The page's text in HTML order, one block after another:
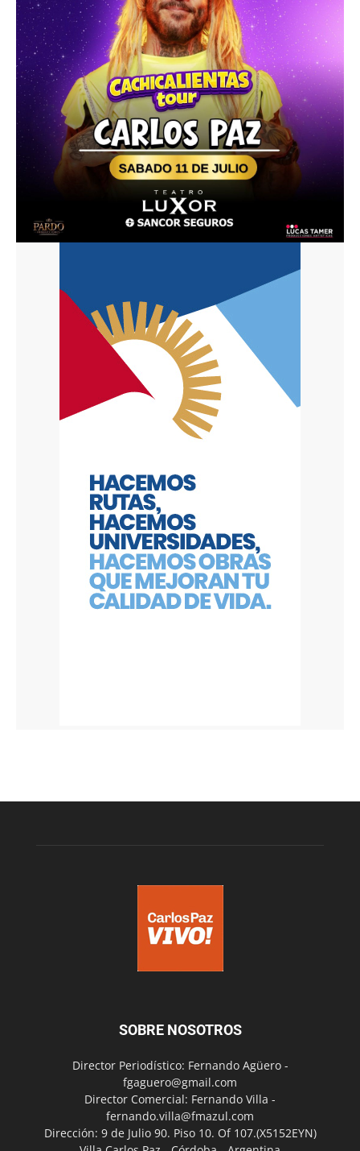
SOBRE NOSOTROS
Director Periodístico: Fernando Agüero -
fgaguero@gmail.com
Director Comercial: Fernando Villa -
fernando.villa@fmazul.com
Dirección: 9 de Julio 90. Piso 10. Of 107.(X5152EYN)